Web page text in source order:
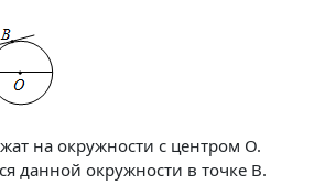
на окружности с центром O.
данной окружности в точке B.